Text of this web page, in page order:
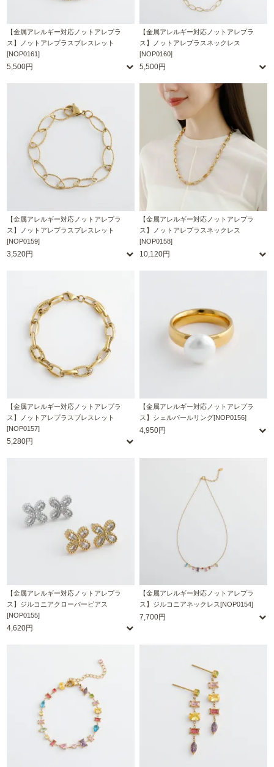
【金属アレルギー対応ノットアレプラ
ス】ノットアレプラスブレスレット
[NOP0161]
5,500円
【金属アレルギー対応ノットアレプラ
ス】ノットアレプラスネックレス
[NOP0160]
5,500円
【金属アレルギー対応ノットアレプラ
ス】ノットアレプラスブレスレット
[NOP0159]
3,520円
【金属アレルギー対応ノットアレプラ
ス】ノットアレプラスネックレス
[NOP0158]
10,120円
【金属アレルギー対応ノットアレプラ
ス】ノットアレプラスブレスレット
[NOP0157]
5,280円
【金属アレルギー対応ノットアレプラ
ス】シェルパールリング[NOP0156]
4,950円
【金属アレルギー対応ノットアレプラ
ス】ジルコニアクローバーピアス
[NOP0155]
4,620円
【金属アレルギー対応ノットアレプラ
ス】ジルコニアネックレス[NOP0154]
7,700円